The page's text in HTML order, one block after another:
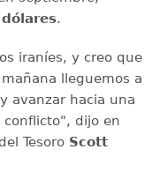
.
iraníes, y creo que
lleguemos a
avanzar hacia una
conflicto", dijo en
Tesoro Scott